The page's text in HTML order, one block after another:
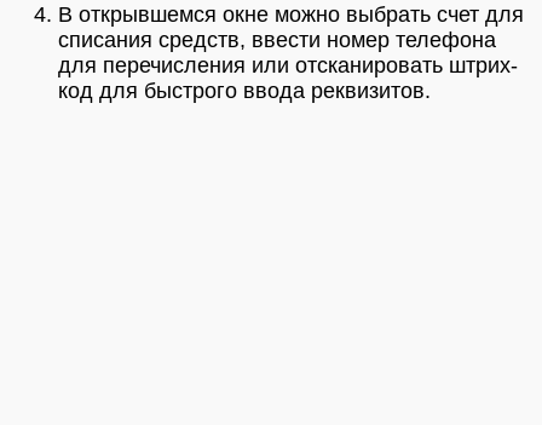
В открывшемся окне можно выбрать счет для
списания средств, ввести номер телефона
для перечисления или отсканировать штрих-
код для быстрого ввода реквизитов.